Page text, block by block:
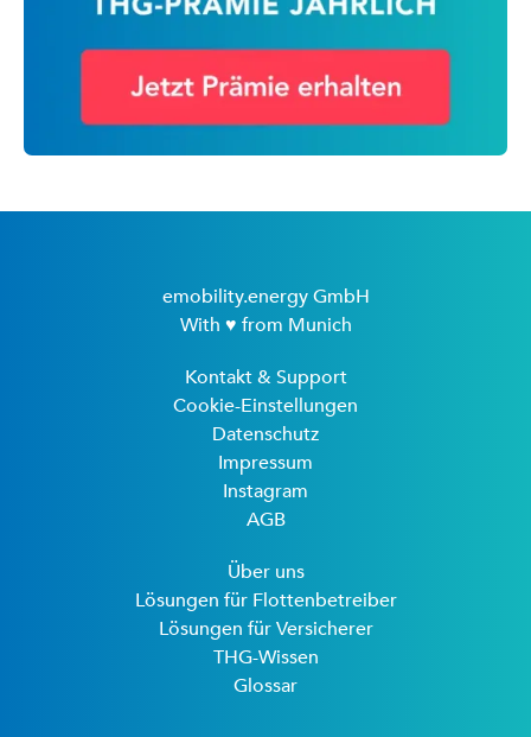
emobility.energy GmbH
With ♥ from Munich
Kontakt & Support
Cookie-Einstellungen
Datenschutz
Impressum
Instagram
AGB
Über uns
Lösungen für Flottenbetreiber
Lösungen für Versicherer
THG-Wissen
Glossar